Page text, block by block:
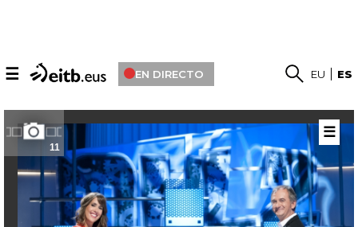
☰ EN DIRECTO EU ES
11
☰